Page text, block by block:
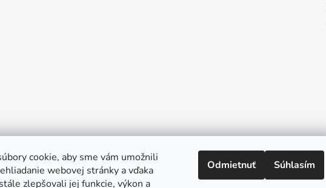
cookie, aby sme vám umožnili
webovej stránky a vďaka
zlepšovali jej funkcie, výkon a
Odmietnuť Súhlasím